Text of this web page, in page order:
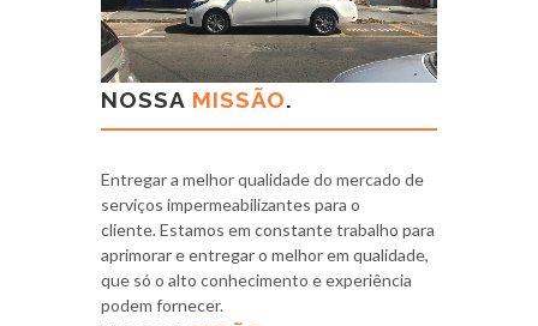
NOSSA MISSÃO.
Entregar a melhor qualidade do mercado de
serviços impermeabilizantes para o
cliente. Estamos em constante trabalho para
aprimorar e entregar o melhor em qualidade,
que só o alto conhecimento e experiência
podem fornecer.